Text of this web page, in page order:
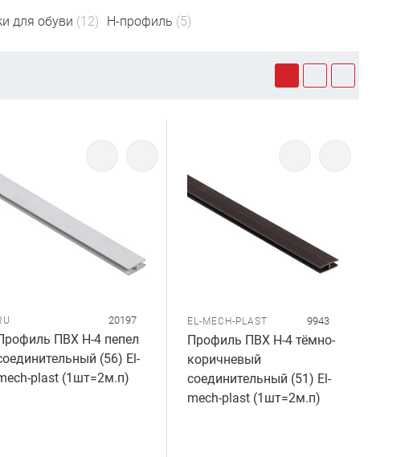
для обуви (12) Н-профиль (5)
20197
ПВХ Н-4 пепел
(56) El-
plast (1шт=2м.п)
EL-MECH-PLAST 9943
Профиль ПВХ Н-4 тёмно-
коричневый
соединительный (51) El-
mech-plast (1шт=2м.п)